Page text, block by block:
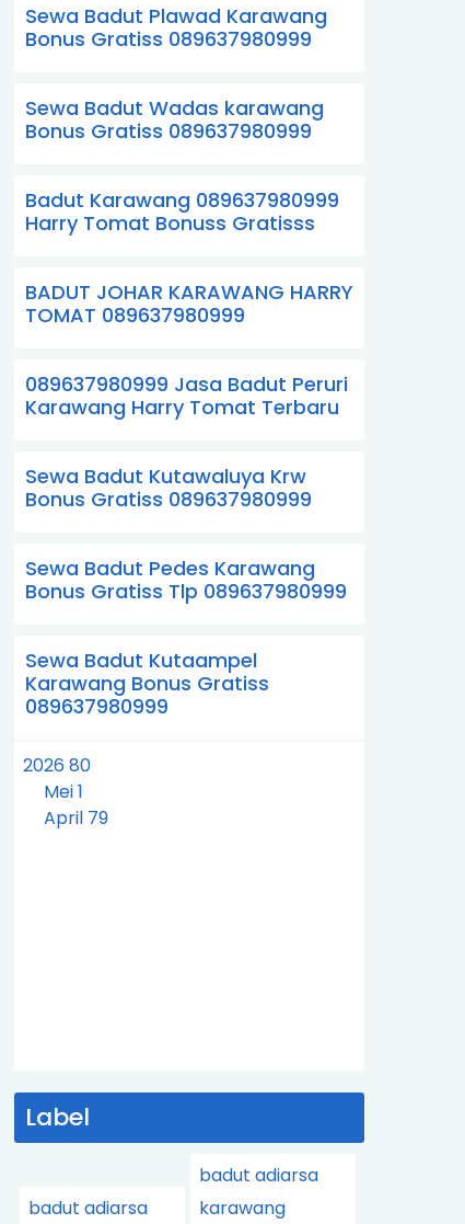
Sewa Badut Plawad Karawang
Bonus Gratiss 089637980999
Sewa Badut Wadas karawang
Bonus Gratiss 089637980999
Badut Karawang 089637980999
Harry Tomat Bonuss Gratisss
BADUT JOHAR KARAWANG HARRY
TOMAT 089637980999
089637980999 Jasa Badut Peruri
Karawang Harry Tomat Terbaru
Sewa Badut Kutawaluya Krw
Bonus Gratiss 089637980999
Sewa Badut Pedes Karawang
Bonus Gratiss Tlp 089637980999
Sewa Badut Kutaampel
Karawang Bonus Gratiss
089637980999
2026 80
Mei1
April 79
Label
badut adiarsa
badut adiarsa
karawang